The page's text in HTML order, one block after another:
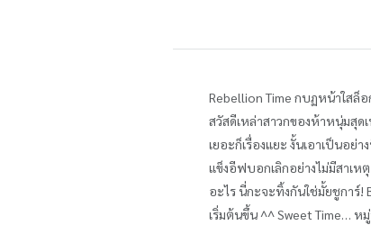
Rebellion Time กบฏหน้าใสล็อ
สวัสดีเหล่าสาวกของห้าหนุ่มสุด
เยอะก็เรื่องแยะ งั้นเอาเป็นอย่
แข็งอีฟบอกเลิกอย่างไม่มีสาเ
อะไร นี่กะจะทิ้งกันใช่มั้ยชูการ์!
เริ่มต้นขึ้น ^^ Sweet Time… ห